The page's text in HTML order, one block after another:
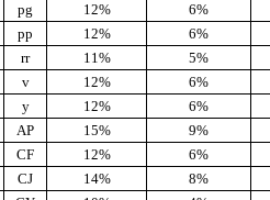
pg 12%
6%
pp 12%
6%
rr 11%
5%
v 12%
6%
y 12%
6%
AP 15%
9%
CF 12%
6%
CJ 14%
8%